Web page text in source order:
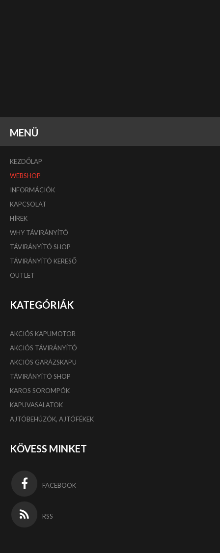
MENÜ
KEZDŐLAP
WEBSHOP
INFORMÁCIÓK
KAPCSOLAT
HÍREK
WHY TÁVIRÁNYÍTÓ
TÁVIRÁNYÍTÓ SHOP
TÁVIRÁNYÍTÓ KERESŐ
OUTLET
KATEGÓRIÁK
AKCIÓS KAPUMOTOR
AKCIÓS TÁVIRÁNYÍTÓ
AKCIÓS GARÁZSKAPU
TÁVIRÁNYÍTÓ SHOP
KAROS SOROMPÓK
KAPUVASALATOK
AJTÓBEHÚZÓK, AJTÓFÉKEK
KÖVESS MINKET
FACEBOOK
RSS